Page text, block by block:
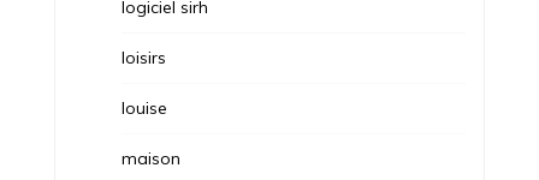
logiciel sirh
loisirs
louise
maison